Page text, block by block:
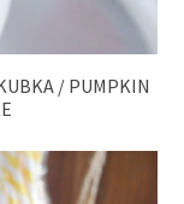
/ PUMPKIN